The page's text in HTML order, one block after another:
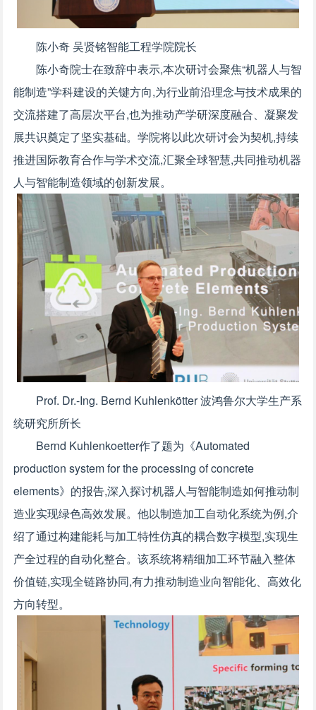
陈小奇 吴贤铭智能工程学院院长
陈小奇院士在致辞中表示,本次研讨会聚焦“机器人与智
能制造”学科建设的关键方向,为行业前沿理念与技术成果的
交流搭建了高层次平台,也为推动产学研深度融合、凝聚发
展共识奠定了坚实基础。学院将以此次研讨会为契机,持续
推进国际教育合作与学术交流,汇聚全球智慧,共同推动机器
人与智能制造领域的创新发展。
Prof. Dr.-Ing. Bernd Kuhlenkötter 波鸿鲁尔大学生产系
统研究所所长
Bernd Kuhlenkoetter作了题为《Automated
production system for the processing of concrete
elements》的报告,深入探讨机器人与智能制造如何推动制
造业实现绿色高效发展。他以制造加工自动化系统为例,介
绍了通过构建能耗与加工特性仿真的耦合数字模型,实现生
产全过程的自动化整合。该系统将精细加工环节融入整体
价值链,实现全链路协同,有力推动制造业向智能化、高效化
方向转型。